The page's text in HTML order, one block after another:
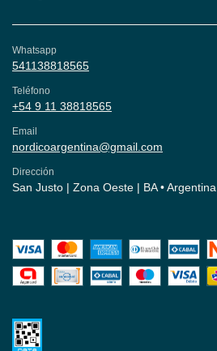
Whatsapp
541138818565
Teléfono
+54 9 11 38818565
Email
nordicoargentina@gmail.com
Dirección
San Justo | Zona Oeste | BA • Argentina